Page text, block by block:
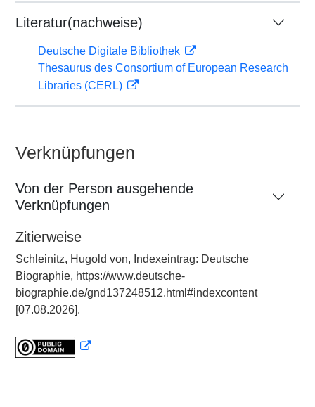
Literatur(nachweise)
Deutsche Digitale Bibliothek
Thesaurus des Consortium of European Research
Libraries (CERL)
Verknüpfungen
Von der Person ausgehende
Verknüpfungen
Zitierweise
Schleinitz, Hugold von, Indexeintrag: Deutsche
Biographie, https://www.deutsche-
biographie.de/gnd137248512.html#indexcontent
[07.08.2026].